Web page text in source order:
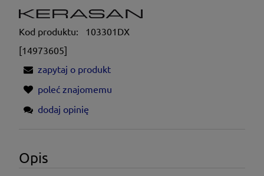
Kod produktu:
103301DX
[14973605]
zapytaj o produkt
poleć znajomemu
dodaj opinię
Opis